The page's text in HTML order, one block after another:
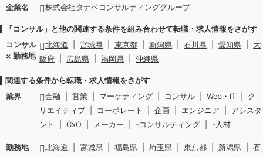
企業名 株式会社タナベコンサルティンググループ
「コンサル」と他の関連する条件を組み合わせて転職・求人情報をさがす
コンサル
× 勤務地
北海道 宮城県 東京都 新潟県 石川県 愛知県
大
阪府
広島県 福岡県 沖縄県
関連する条件から転職・求人情報をさがす
業界
金融 営業 マーケティング コンサル Web・IT
ク
リエイティブ
コーポレート 企画 エンジニア
アシスタ
ント
CxO メーカー -コンサルティング -人材
勤務地 北海道 宮城県 福島県 埼玉県 東京都 新潟県 石